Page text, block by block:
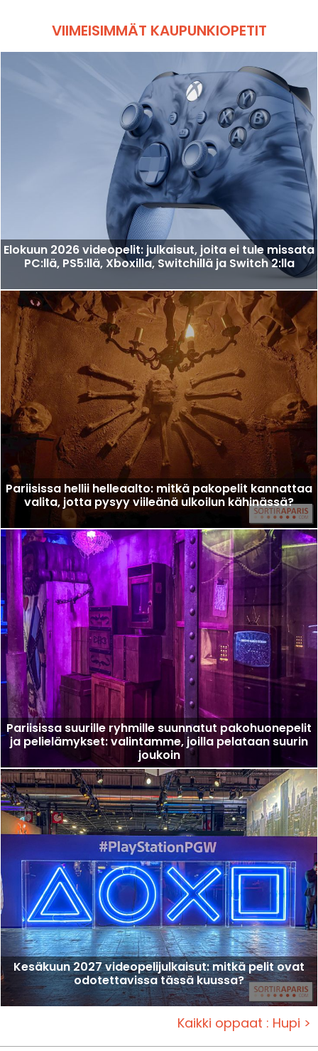
VIIMEISIMMÄT KAUPUNKIOPETIT
Elokuun 2026 videopelit: julkaisut, joita ei tule missata
PC:llä, PS5:llä, Xboxilla, Switchillä ja Switch 2:lla
Pariisissa hellii helleaalto: mitkä pakopelit kannattaa
valita, jotta pysyy viileänä ulkoilun kähinässä?
Pariisissa suurille ryhmille suunnatut pakohuonepelit
ja pelielämykset: valintamme, joilla pelataan suurin
joukoin
Kesäkuun 2027 videopelijulkaisut: mitkä pelit ovat
odotettavissa tässä kuussa?
Kaikki oppaat : Hupi >